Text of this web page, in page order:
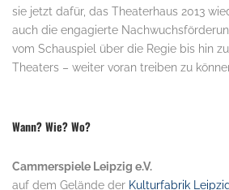
sie jetzt dafür, das Theaterhaus 2013
auch die engagierte
vom Schauspiel über die Regie bis hin
Theaters – weiter voran treiben zu
Wann? Wie? Wo?
Cammerspiele Leipzig e.V.
auf dem Gelände der Kulturfabrik